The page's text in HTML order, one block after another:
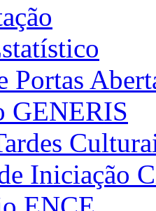
Portas
GENERIS
Iniciação